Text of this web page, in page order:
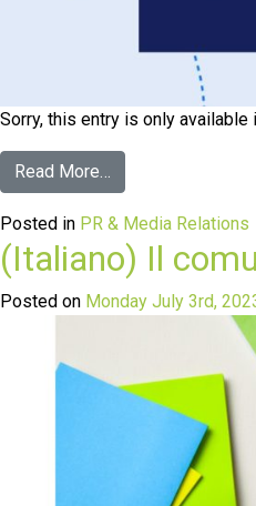
Sorry, this entry is only available
Read More…
Posted in PR & Media Relations
(Italiano) Il
Posted on Monday July 3rd,